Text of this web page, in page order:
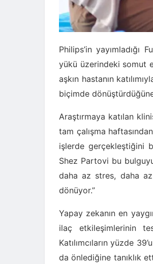
Philips’in yayımladığı
yükü üzerindeki somut
aşkın hastanın
biçimde
Araştırmaya katılan
tam çalışma
işlerde gerçekleştiğini
Shez Partovi bu
daha az stres, daha
dönüyor.”
Yapay zekanın en
ilaç etkileşimlerinin
Katılımcıların yüzde
da önlediğine tanıklık